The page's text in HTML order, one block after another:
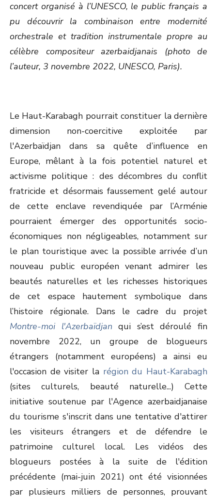
concert organisé à l’UNESCO, le public français a
pu découvrir la combinaison entre modernité
orchestrale et tradition instrumentale propre au
célèbre compositeur azerbaidjanais (photo de
l’auteur, 3 novembre 2022, UNESCO, Paris).
Le Haut-Karabagh pourrait constituer la dernière
dimension non-coercitive exploitée par
l'Azerbaïdjan dans sa quête d’influence en
Europe, mêlant à la fois potentiel naturel et
activisme politique : des décombres du conflit
fratricide et désormais faussement gelé autour
de cette enclave revendiquée par l’Arménie
pourraient émerger des opportunités socio-
économiques non négligeables, notamment sur
le plan touristique avec la possible arrivée d’un
nouveau public européen venant admirer les
beautés naturelles et les richesses historiques
de cet espace hautement symbolique dans
l’histoire régionale. Dans le cadre du projet
Montre-moi l'Azerbaïdjan qui s’est déroulé fin
novembre 2022, un groupe de blogueurs
étrangers (notamment européens) a ainsi eu
l'occasion de visiter la région du Haut-Karabagh
(sites culturels, beauté naturelle...) Cette
initiative soutenue par l'Agence azerbaidjanaise
du tourisme s'inscrit dans une tentative d'attirer
les visiteurs étrangers et de défendre le
patrimoine culturel local. Les vidéos des
blogueurs postées à la suite de l'édition
précédente (mai-juin 2021) ont été visionnées
par plusieurs milliers de personnes, prouvant